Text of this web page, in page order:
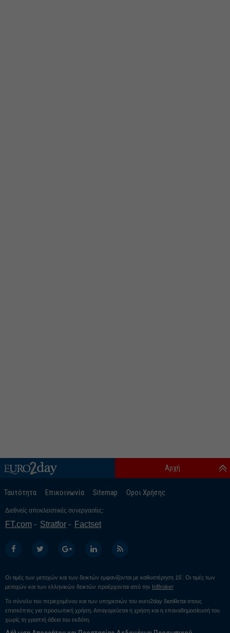
Ταυτότητα Επικοινωνία Sitemap Οροι Χρήσης
Αρχή
Διεθνείς αποκλειστικές συνεργασίες:
FT.com Stratfor Factset
Οι τιμές των μετοχών και των δεικτών εμφανίζονται με καθυστέρηση 15’. Οι τιμές των
μετοχών και των ελληνικών δεικτών προέρχονται από την InBroker
Το σύνολο του περιεχομένου και των υπηρεσιών του euro2day διατίθεται στους
επισκέπτες για προσωπική χρήση. Απαγορεύεται η χρήση και η επαναδημοσίευσή του
χωρίς τη γραπτή άδεια του εκδότη.